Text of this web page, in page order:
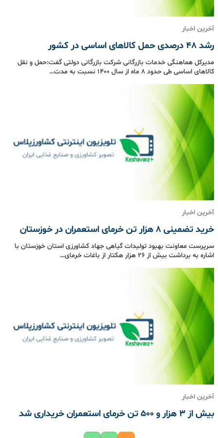
آخرین اخبار
رشد ۴٨ درصدی حمل کالاهای اساسی در کشور
مدیرکل هماهنگی خدمات بازرگانی شرکت بازرگانی دولتی گفت:حمل و نقل
کالاهای اساسی طی حدود ۸ ماه از سال ۱۴۰۰ نسبت به مدت…
آخرین اخبار
خرید تضمینی 8 هزار تن خرمای استعمران در خوزستان
سرپرست معاونت بهبود تولیدات گیاهی جهاد کشاورزی استان خوزستان با
اشاره به برداشت بیش از ۲۶ هزار هکتار از باغات خرمای…
آخرین اخبار
بیش از ۳ هزار و ۵۰۰ تن خرمای استعمران خریداری شد